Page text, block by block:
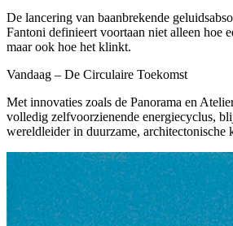
De lancering van baanbrekende
Fantoni definieert voortaan niet alleen hoe
maar ook hoe het klinkt.
Vandaag – De Circulaire Toekomst
Met innovaties zoals de Panorama en
volledig zelfvoorzienende energiecyclus,
wereldleider in duurzame, architectonische